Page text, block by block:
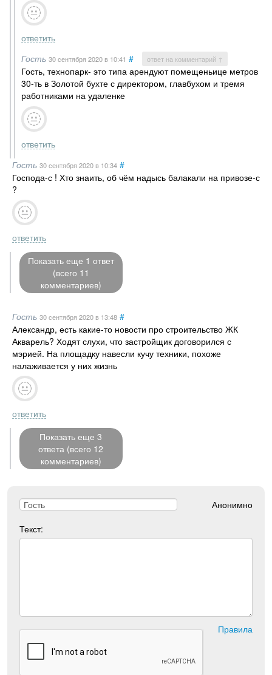
ответить
Гость 30 сентября 2020в 10:41 # ответ на комментарий ↑
Гость, технопарк- это типа арендуют помещеньице метров
30-ть в Золотой бухте с директором, главбухом и тремя
работниками на удаленке
ответить
Гость 30 сентября 2020в 10:34 #
Господа-с ! Хто знаить, об чём надысь балакали на привозе-с
?
ответить
Показать еще 1 ответ
(всего 11
комментариев)
Гость 30 сентября 2020в 13:48 #
Александр, есть какие-то новости про строительство ЖК
Акварель? Ходят слухи, что застройщик договорился с
мэрией. На площадку навесли кучу техники, похоже
налаживается у них жизнь
ответить
Показать еще 3
ответа (всего 12
комментариев)
Анонимно
Текст:
Правила